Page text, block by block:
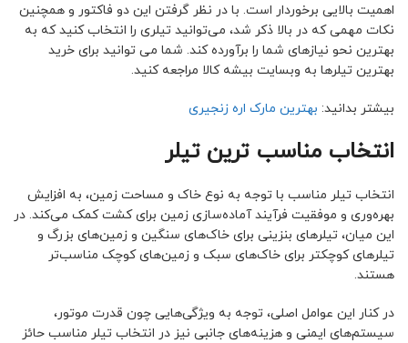
اهمیت بالایی برخوردار است. با در نظر گرفتن این دو فاکتور و همچنین
نکات مهمی که در بالا ذکر شد، می‌توانید تیلری را انتخاب کنید که به
بهترین نحو نیازهای شما را برآورده کند. شما می توانید برای خرید
بهترین تیلرها به وبسایت بیشه کالا مراجعه کنید.
بیشتر بدانید: بهترین مارک اره زنجیری
انتخاب مناسب ترین تیلر
انتخاب تیلر مناسب با توجه به نوع خاک و مساحت زمین، به افزایش
بهره‌وری و موفقیت فرآیند آماده‌سازی زمین برای کشت کمک می‌کند. در
این میان، تیلرهای بنزینی برای خاک‌های سنگین و زمین‌های بزرگ و
تیلرهای کوچکتر برای خاک‌های سبک و زمین‌های کوچک مناسب‌تر
هستند.
در کنار این عوامل اصلی، توجه به ویژگی‌هایی چون قدرت موتور،
سیستم‌های ایمنی و هزینه‌های جانبی نیز در انتخاب تیلر مناسب حائز